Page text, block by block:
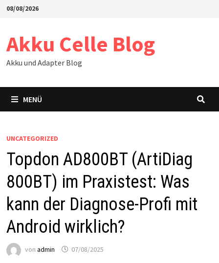
Zum08/08/2026
Akku Celle Blog
Akku und Adapter Blog
MENÜ
UNCATEGORIZED
Topdon AD800BT (ArtiDiag
800BT) im Praxistest: Was
kann der Diagnose-Profi mit
Android wirklich?
von admin 07/08/2025